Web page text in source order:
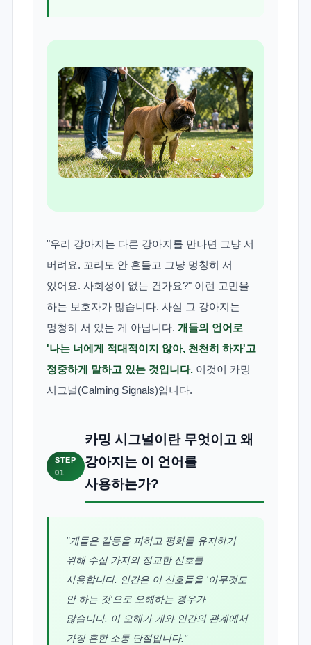
"우리 강아지는 다른 강아지를 만나면 그냥 서
버려요. 꼬리도 안 흔들고 그냥 멍청히 서
있어요. 사회성이 없는 건가요?" 이런 고민을
하는 보호자가 많습니다. 사실 그 강아지는
멍청히 서 있는 게 아닙니다. 개들의 언어로
'나는 너에게 적대적이지 않아, 천천히 하자'고
정중하게 말하고 있는 것입니다.이것이 카밍
시그널(Calming Signals)입니다.
STEP
01
카밍 시그널이란 무엇이고 왜
강아지는 이 언어를
사용하는가?
"개들은 갈등을 피하고 평화를 유지하기
위해 수십 가지의 정교한 신호를
사용합니다. 인간은 이 신호들을 '아무것도
안 하는 것'으로 오해하는 경우가
많습니다. 이 오해가 개와 인간의 관계에서
가장 흔한 소통 단절입니다."